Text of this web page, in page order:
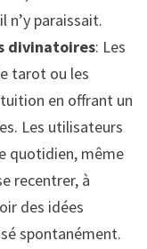
n’y paraissait.
divinatoires: Les
tarot ou les
en offrant un
Les utilisateurs
quotidien, même
recentrer, à
des idées
spontanément.